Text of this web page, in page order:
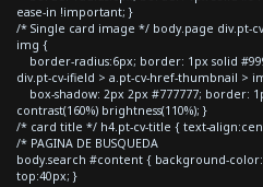
ease-in !important; }
/* Single card image */ body.page div.pt-
img {
border-radius:6px; border: 1px solid
div.pt-cv-ifield > a.pt-cv-href-thumbnail >
box-shadow: 2px 2px #777777; border:
contrast(160%) brightness(110%); }
/* card title */ h4.pt-cv-title { text-
/* PAGINA DE BUSQUEDA
body.search #content { background-
top:40px; }